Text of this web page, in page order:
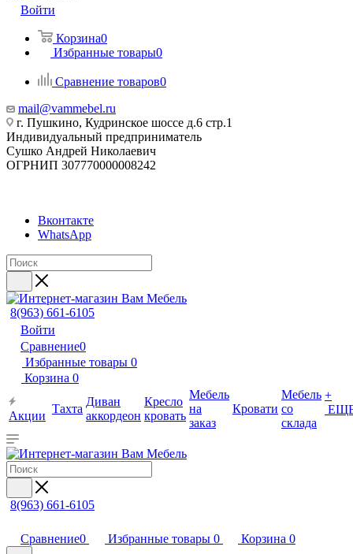
Войти
Корзина0
Избранные товары0
Сравнение товаров0
mail@vammebel.ru
г. Пушкино, Кудринское шоссе д.6 стр.1
Индивидуальный предприниматель
Сушко Андрей Николаевич
ОГРНИП 307770000008242
Вконтакте
WhatsApp
8(963) 661-6105
Войти
Сравнение0
Избранные товары 0
Корзина 0
Акции
Тахта
Диван
аккордеон
Кресло
кровать
Мебель
на
заказ
Кровати
Мебель
со
склада
+
8(963) 661-6105
Сравнение0 Избранные товары 0 Корзина 0